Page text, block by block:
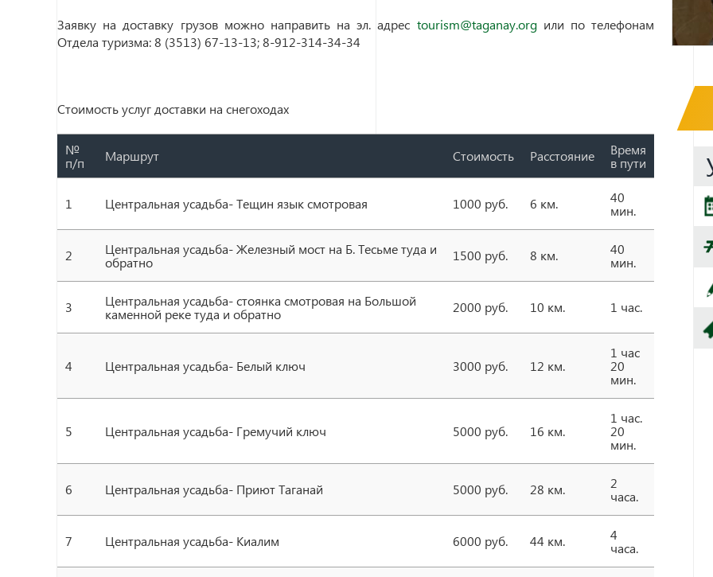
Заявку на доставку грузов можно направить на эл. адрес tourism@taganay.orgили по телефонам
Отдела туризма: 8 (3513) 67-13-13; 8-912-314-34-34
Стоимость услуг доставки на снегоходах
№
п/п
Маршрут Стоимость Расстояние
Время
в пути
1 Центральная усадьба- Тещин язык смотровая 1000 руб. 6 км.
40
мин.
2
Центральная усадьба- Железный мост на Б. Тесьме туда и
обратно
1500 руб. 8 км.
40
мин.
3
Центральная усадьба- стоянка смотровая на Большой
каменной реке туда и обратно
2000 руб. 10 км. 1 час.
4 Центральная усадьба- Белый ключ 3000 руб. 12 км.
1 час
20
мин.
5 Центральная усадьба- Гремучий ключ 5000 руб. 16 км.
1 час.
20
мин.
6 Центральная усадьба- Приют Таганай 5000 руб. 28 км.
2
часа.
7 Центральная усадьба- Киалим 6000 руб. 44 км.
4
часа.